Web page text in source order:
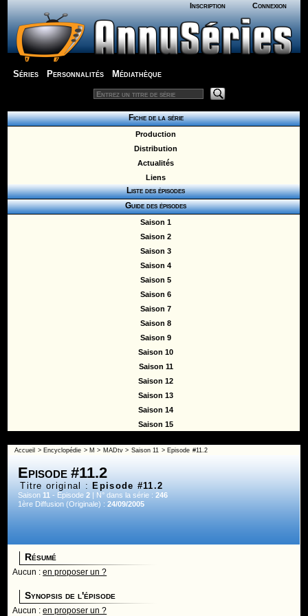
Inscription Connexion
Séries Personnalités Médiathèque
Fiche de la série
Production
Distribution
Actualités
Liens
Liste des épisodes
Guide des épisodes
Saison 1
Saison 2
Saison 3
Saison 4
Saison 5
Saison 6
Saison 7
Saison 8
Saison 9
Saison 10
Saison 11
Saison 12
Saison 13
Saison 14
Saison 15
Accueil > Encyclopédie > M > MADtv> Saison 11 > Episode #11.2
Episode #11.2
Titre original : Episode #11.2
Saison11 - Episode2 | N° dans la série :246
1ère Diffusion (Originale) :24/09/2005
Résumé
Aucun :en proposer un ?
Synopsis de l'épisode
Aucun :en proposer un ?